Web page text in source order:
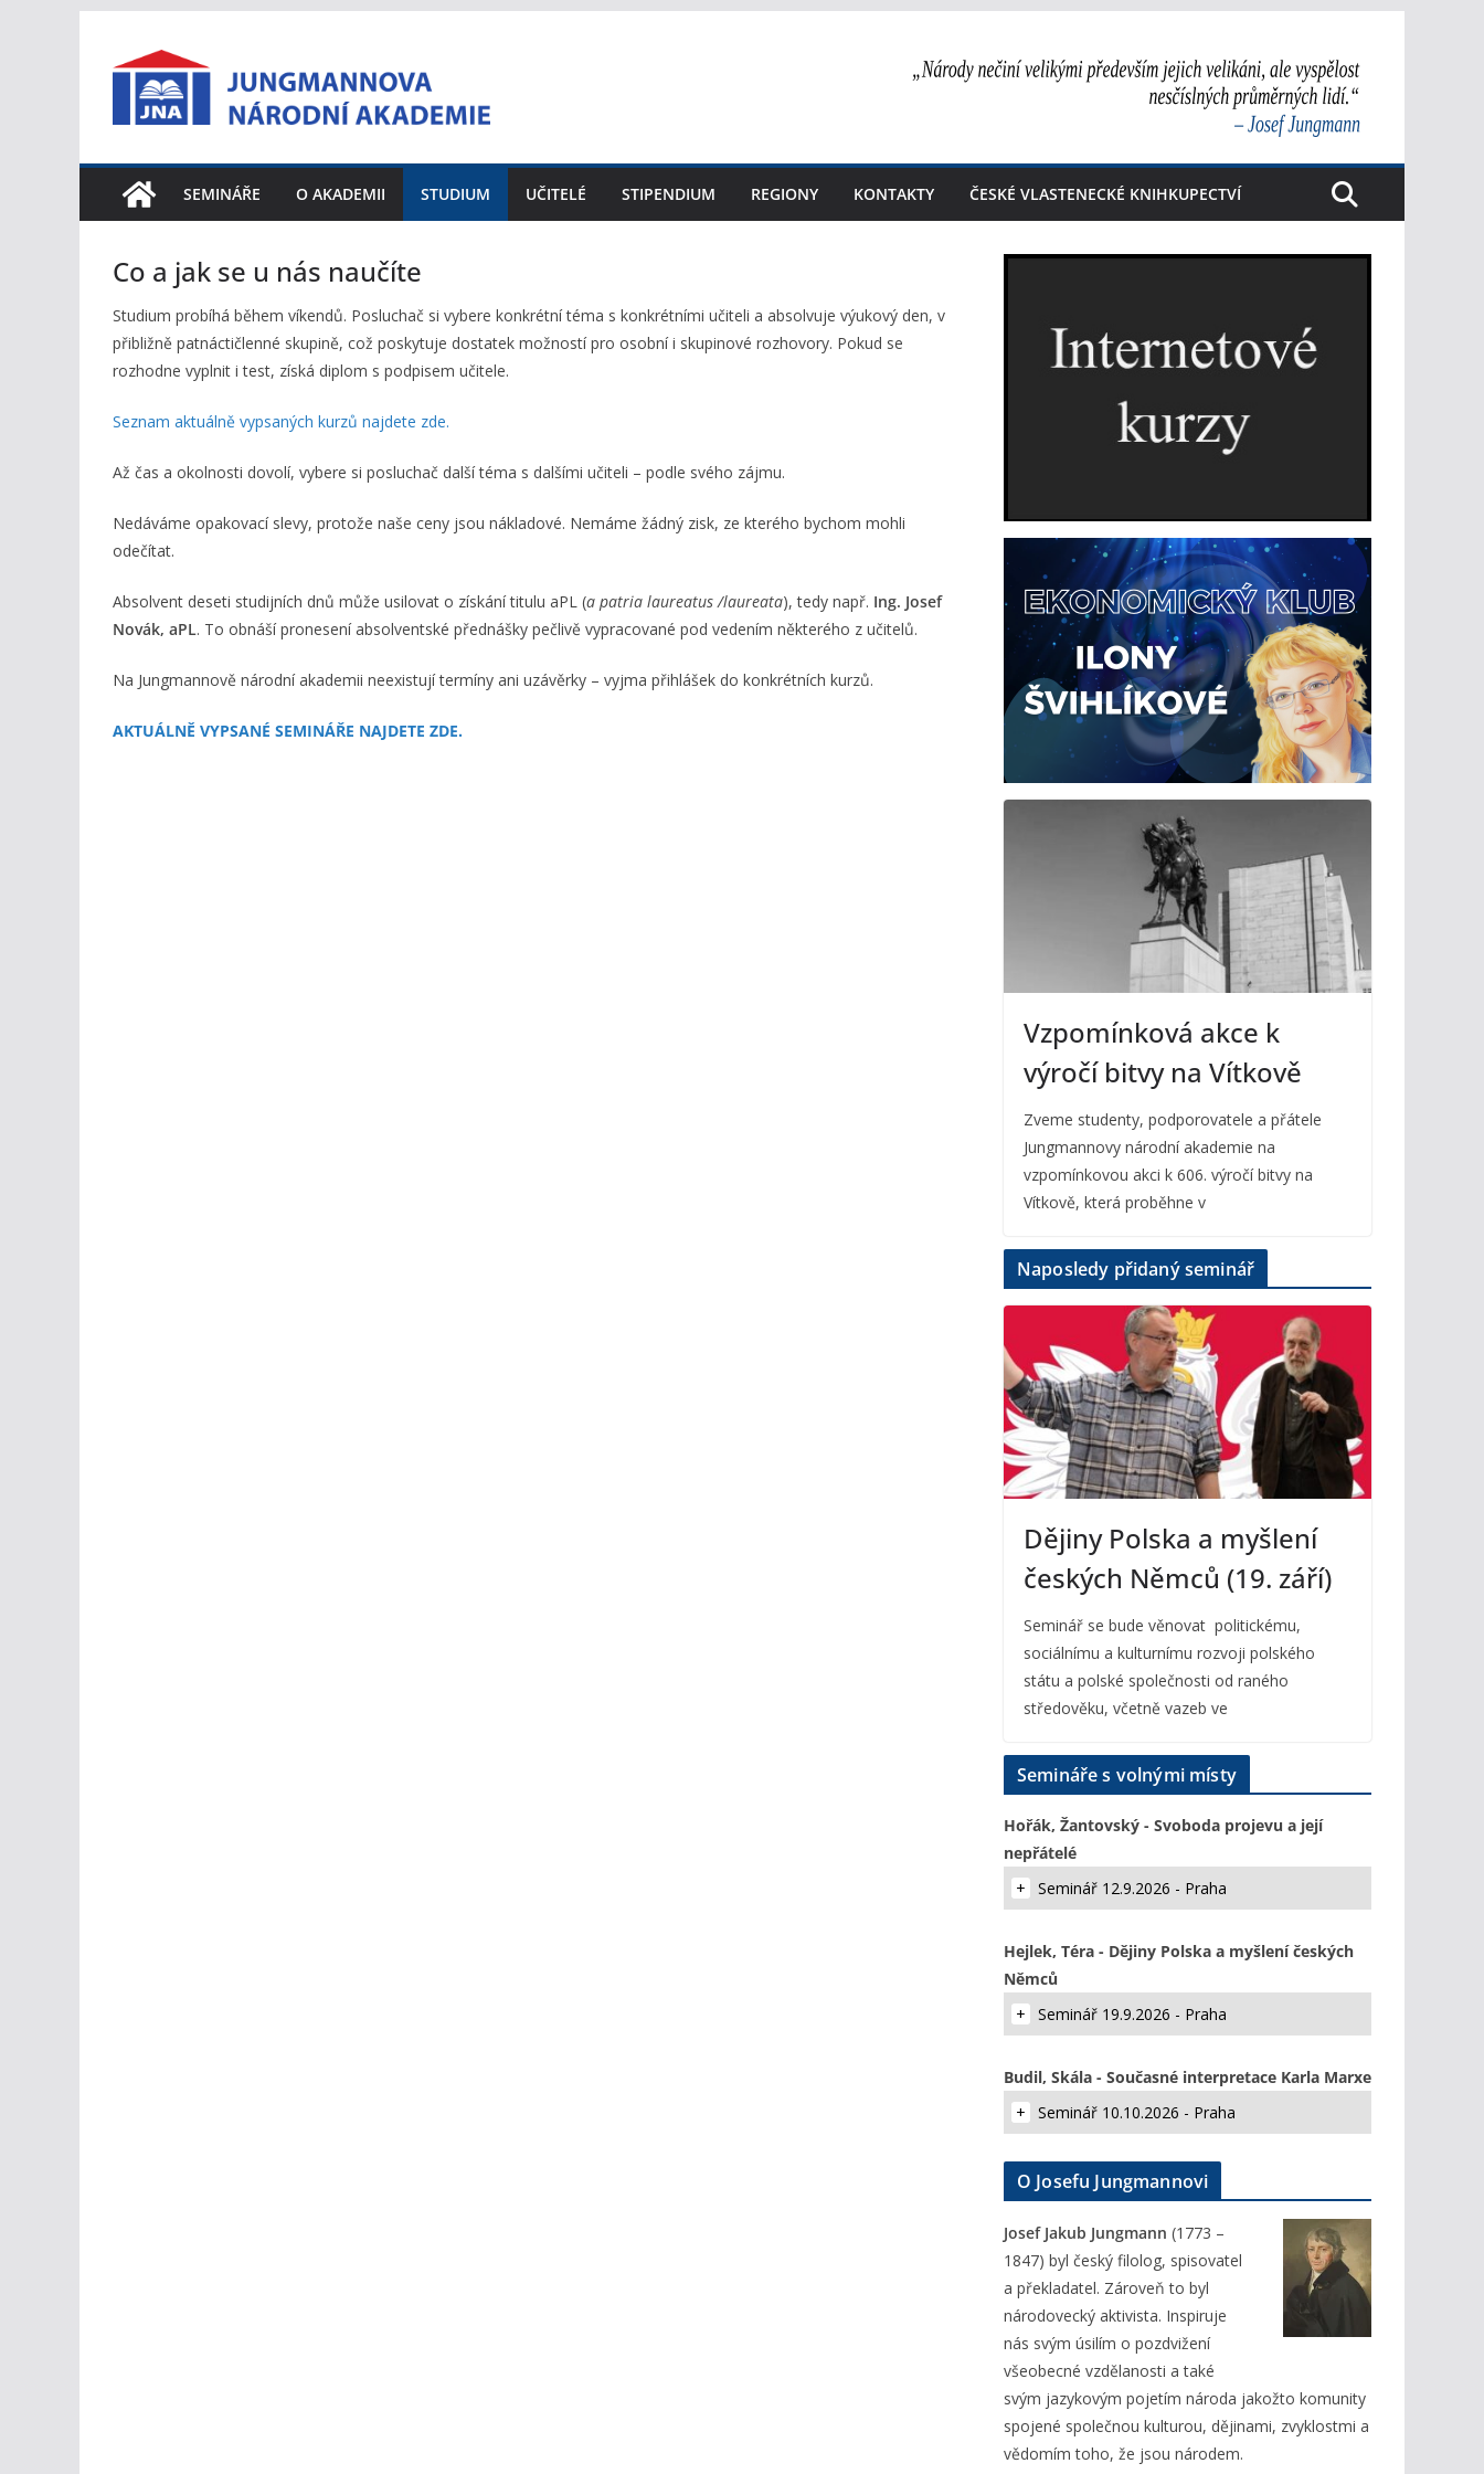
SEMINÁŘE O AKADEMII STUDIUM UČITELÉ STIPENDIUM REGIONY KONTAKTY ČESKÉ VLASTENECKÉ KNIHKUPECTVÍ
Co a jak se u nás naučíte
Studium probíhá během víkendů. Posluchač si vybere konkrétní téma s konkrétními učiteli a absolvuje výukový den, v
přibližně patnáctičlenné skupině, což poskytuje dostatek možností pro osobní i skupinové rozhovory. Pokud se
rozhodne vyplnit i test, získá diplom s podpisem učitele.
Seznam aktuálně vypsaných kurzů najdete zde.
Až čas a okolnosti dovolí, vybere si posluchač další téma s dalšími učiteli – podle svého zájmu.
Nedáváme opakovací slevy, protože naše ceny jsou nákladové. Nemáme žádný zisk, ze kterého bychom mohli
odečítat.
Absolvent deseti studijních dnů může usilovat o získání titulu aPL (a patria laureatus /laureata), tedy např. Ing. Josef
Novák, aPL. To obnáší pronesení absolventské přednášky pečlivě vypracované pod vedením některého z učitelů.
Na Jungmannově národní akademii neexistují termíny ani uzávěrky – vyjma přihlášek do konkrétních kurzů.
AKTUÁLNĚ VYPSANÉ SEMINÁŘE NAJDETE ZDE.
Vzpomínková akce k
výročí bitvy na Vítkově
Zveme studenty, podporovatele a přátele
Jungmannovy národní akademie na
vzpomínkovou akci k 606. výročí bitvy na
Vítkově, která proběhne v
Naposledy přidaný seminář
Dějiny Polska a myšlení
českých Němců (19. září)
Seminář se bude věnovat politickému,
sociálnímu a kulturnímu rozvoji polského
státu a polské společnosti od raného
středověku, včetně vazeb ve
Semináře s volnými místy
Hořák, Žantovský - Svoboda projevu a její
nepřátelé
Seminář 12.9.2026 - Praha
Hejlek, Téra - Dějiny Polska a myšlení českých
Němců
Seminář 19.9.2026 - Praha
Budil, Skála - Současné interpretace Karla Marxe
Seminář 10.10.2026 - Praha
O Josefu Jungmannovi
Josef Jakub Jungmann (1773 –
1847) byl český filolog, spisovatel
a překladatel. Zároveň to byl
národovecký aktivista. Inspiruje
nás svým úsilím o pozdvižení
všeobecné vzdělanosti a také
svým jazykovým pojetím národa jakožto komunity
spojené společnou kulturou, dějinami, zvyklostmi a
vědomím toho, že jsou národem.